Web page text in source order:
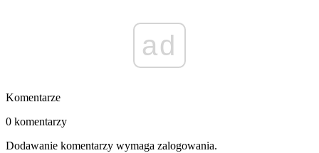
ad
Komentarze
0 komentarzy
Dodawanie komentarzy wymaga zalogowania.